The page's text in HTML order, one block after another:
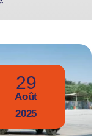
29
Août
2025